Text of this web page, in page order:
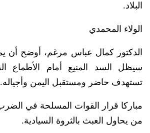
البلاد.
الولاء المحمدي
الدكتور كمال عباس مرغم، أوضح أن
سيظل السد المنيع أمام الأطماع
تستهدف حاضر ومستقبل اليمن وأجياله.
مباركا قرار القوات المسلحة في
من يحاول العبث بالثروة السيادية.